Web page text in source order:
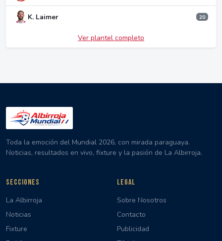
K. Laimer 20
Ver plantel completo
Toda la emoción del Mundial 2026, con mirada paraguaya.
Noticias, resultados en vivo, fixture y la pasión de La Albirroja.
SECCIONES
La Albirroja
Noticias
Fixture
LEGAL
Sobre Nosotros
Contacto
Publicidad